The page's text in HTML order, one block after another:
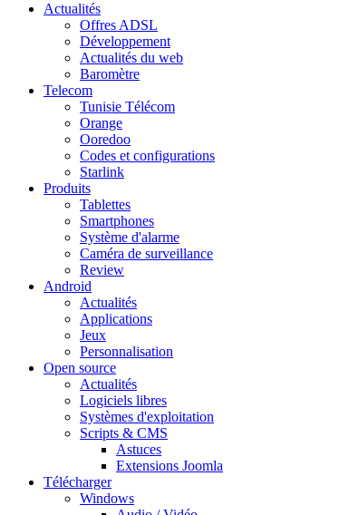
Actualités
Offres ADSL
Développement
Actualités du web
Baromètre
Telecom
Tunisie Télécom
Orange
Ooredoo
Codes et configurations
Starlink
Produits
Tablettes
Smartphones
Système d'alarme
Caméra de surveillance
Review
Android
Actualités
Applications
Jeux
Personnalisation
Open source
Actualités
Logiciels libres
Systèmes d'exploitation
Scripts & CMS
Astuces
Extensions Joomla
Télécharger
Windows